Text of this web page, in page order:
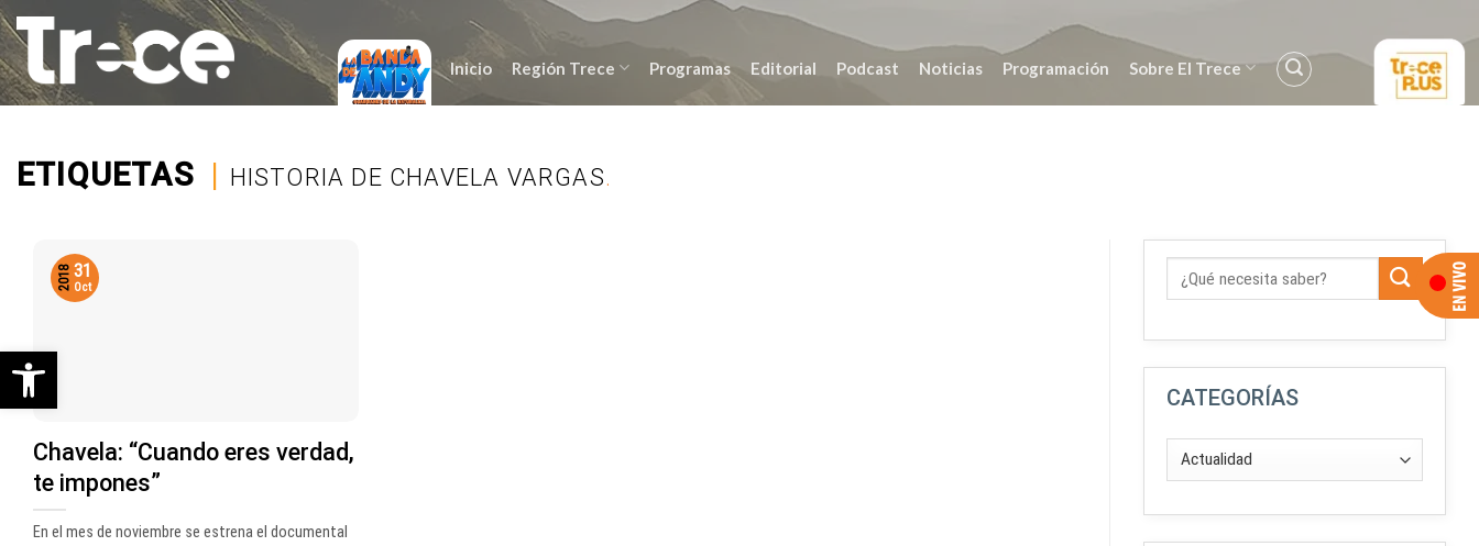
Saltar
al
contenido
Inicio Región Trece Programas Editorial Podcast Noticias Programación Sobre El Trece
ETIQUETAS | HISTORIA DE CHAVELA VARGAS.
Chavela: “Cuando eres verdad,
te impones”
En el mes de noviembre se estrena el documental
31
Oct
2018
CATEGORÍAS
Abrir barra de herramientas